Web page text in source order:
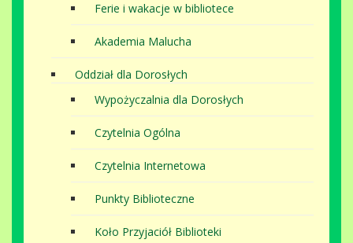
Ferie i wakacje w bibliotece
Akademia Malucha
Oddział dla Dorosłych
Wypożyczalnia dla Dorosłych
Czytelnia Ogólna
Czytelnia Internetowa
Punkty Biblioteczne
Koło Przyjaciół Biblioteki